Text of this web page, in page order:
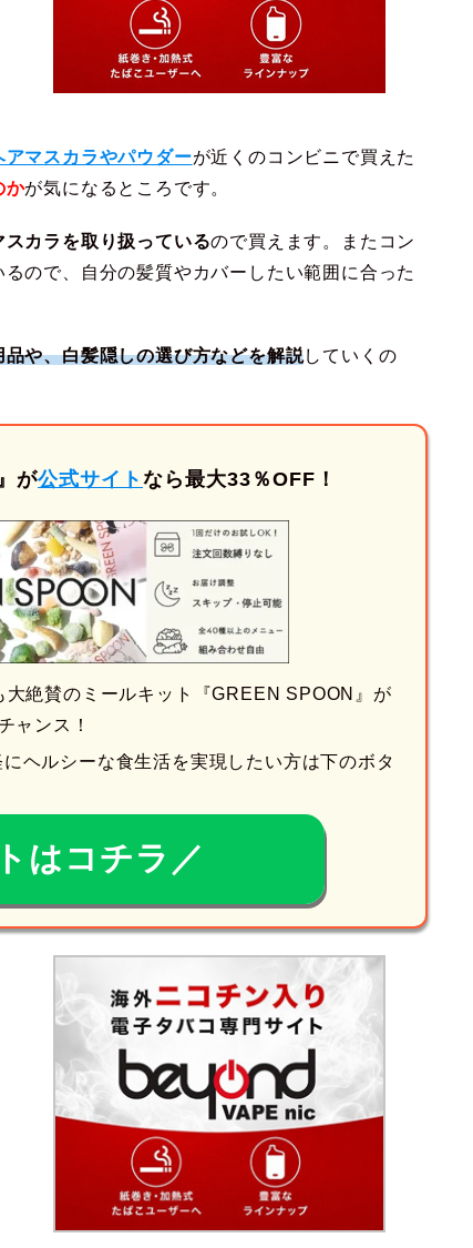
アマスカラやパウダーが近くのコンビニで買えた
かが気になるところです。
カラを取り扱っているので買えます。またコン
ので、自分の髪質やカバーしたい範囲に合った
や、白髪隠しの選び方などを解説していくの
が公式サイトなら最大33％OFF！
絶賛のミールキット『GREEN SPOON』が
ャンス！
ヘルシーな食生活を実現したい方は下のボタ
はコチラ／